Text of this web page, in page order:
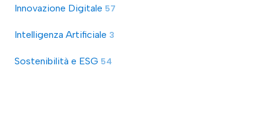
Innovazione Digitale 57
Intelligenza Artificiale 3
Sostenibilità e ESG 54